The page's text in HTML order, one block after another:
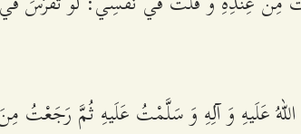
عَلَيهِ وَ آلِهِ وَ سَلَّمْتُ عَلَيهِ ثُمَّ رَجَعْتُ مِنَ